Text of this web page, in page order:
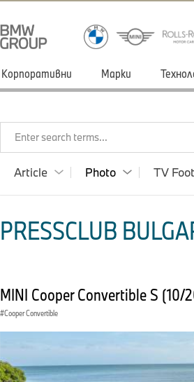
Корпоративни Марки
Enter search terms...
Article Photo TV
PRESSCLUB
MINI Cooper Convertible S (10/
Cooper Convertible